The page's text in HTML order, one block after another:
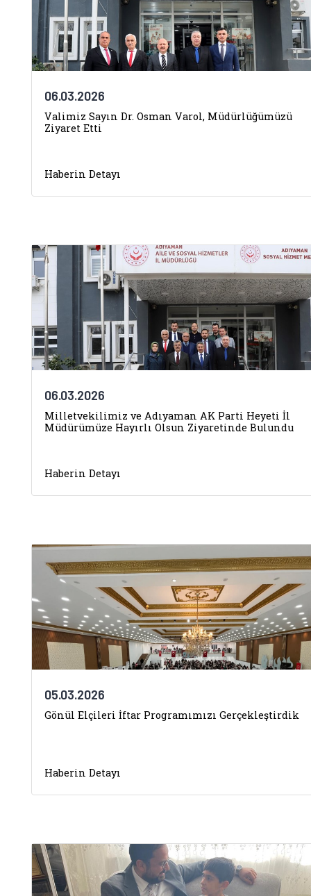
06.03.2026
Valimiz Sayın Dr. Osman Varol, Müdürlüğümüzü
Ziyaret Etti
Haberin Detayı
06.03.2026
Milletvekilimiz ve Adıyaman AK Parti Heyeti İl
Müdürümüze Hayırlı Olsun Ziyaretinde Bulundu
Haberin Detayı
05.03.2026
Gönül Elçileri İftar Programımızı Gerçekleştirdik
Haberin Detayı